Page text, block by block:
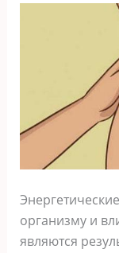
организму и
являются